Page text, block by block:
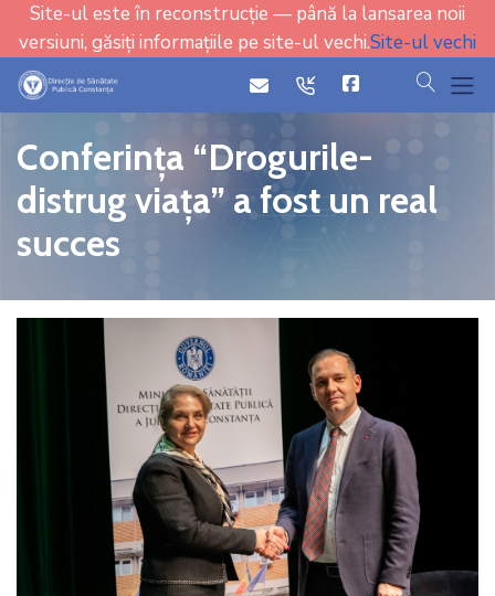
Site-ul este în reconstrucție — până la lansarea noii
versiuni, găsiți informațiile pe site-ul vechi.Site-ul vechi
iconicon cauta
Conferința “Drogurile-
distrug viața” a fost un real
succes